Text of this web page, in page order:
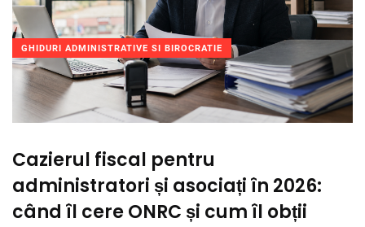
GHIDURI ADMINISTRATIVE SI BIROCRATIE
Cazierul fiscal pentru
administratori și asociați în 2026:
când îl cere ONRC și cum îl obții